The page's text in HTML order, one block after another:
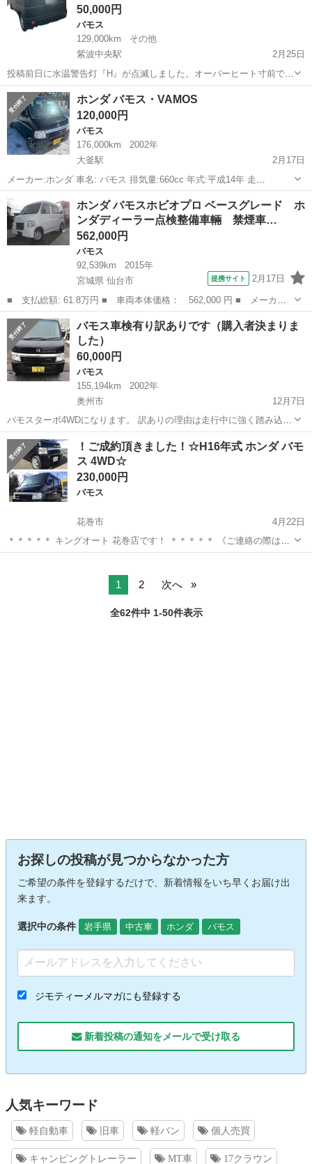
50,000円
バモス
129,000km
その他
紫波中央駅
2月25日
投稿前日に水温警告灯『H』が点滅しました。オーバーヒート寸前で
す。。。 ガスケットが抜けていると思われますが、修理を断念し乗り
換えのため手放します。直して乗るも良し、部品取りにするも良しで
す。 上記の理由から、自走は不能とお...
岩手 紫波郡 紫波中央駅
ホンダ バモス・VAMOS
120,000円
バモス
176,000km
2002年
大釜駅
2月17日
メーカー:ホンダ 車名: バモス 排気量:660cc 年式:平成14年 走
行:176000km 色: ブラック 車検:4年2月 型式: LAーHM2 ドア数:5ドア
定員:4人乗り 駆動:4WD 燃料:ガソリン車 ハンドル...
滝沢市 大釜駅 スタッドレス
ホンダ バモスホビオプロ ベースグレード ホ
ンダディーラー点検整備車輛 禁煙車…
562,000円
バモス
92,539km
2015年
宮城県 仙台市
提携サイト 2月17日
■ 支払総額: 61.8万円 ■ 車両本体価格： 562,000 円 ■ メーカー
名： ホンダ ■ 車種名： バモスホビオプロ ■ グレード名： ベ
ースグレード ホンダディーラー点検整備車輛 禁煙車 ４速オート
マ ４ＷＤ ...
宮城 仙台市 バモス
バモス車検有り訳ありです（購入者決まりま
した）
60,000円
バモス
155,194km
2002年
奥州市
12月7日
バモスターボ4WDになります。 訳ありの理由は走行中に強く踏み込む
とノッキングの症状が出ますので調べたらアクチュエータが壊れてま
すのでアクチュエータ交換で直ると思います。 普通に走る分には問題
ありません。 当方最近購入し...
岩手 奥州市 バモス エンジン
！ご成約頂きました！☆H16年式 ホンダ バモ
ス 4WD☆
230,000円
バモス
花巻市
4月22日
＊＊＊＊＊ キングオート 花巻店です！ ＊＊＊＊＊ 《ご連絡の際は、
ジモティーを見て…とお伝えください☆》
モス ！ ☆☆☆☆☆☆☆☆☆☆☆☆☆...
1 2 次へ
全62件中 1-50件表示
お探しの投稿が見つからなかった方
ご希望の条件を登録するだけで、新着情報をいち早くお届け出
来ます。
選択中の条件 岩手県 中古車 ホンダ バモス
ジモティーメルマガにも登録する
新着投稿の通知をメールで受け取る
人気キーワード
軽自動車 旧車 軽バン 個人売買
キャンピングトレーラー MT車 17クラウン